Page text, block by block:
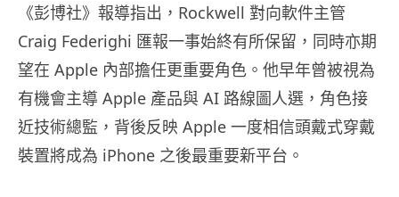
《彭博社》報導指出，Rockwell 對向軟件主管
Craig Federighi 匯報一事始終有所保留，同時亦期
望在 Apple 內部擔任更重要角色。他早年曾被視為
有機會主導 Apple 產品與 AI 路線圖人選，角色接
近技術總監，背後反映 Apple 一度相信頭戴式穿戴
裝置將成為 iPhone 之後最重要新平台。